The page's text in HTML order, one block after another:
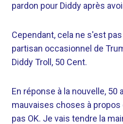
pardon pour Diddy après
Cependant, cela ne s'est
partisan occasionnel de
Diddy Troll, 50 Cent.
En réponse à la nouvelle, 50
mauvaises choses à propos
pas OK. Je vais tendre la